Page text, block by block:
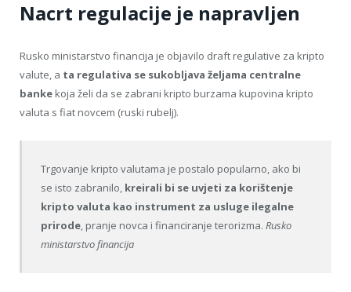
Nacrt regulacije je napravljen
Rusko ministarstvo financija je objavilo draft regulative za kripto
valute, a ta regulativa se sukobljava željama centralne
banke koja želi da se zabrani kripto burzama kupovina kripto
valuta s fiat novcem (ruski rubelj).
Trgovanje kripto valutama je postalo popularno, ako bi
se isto zabranilo, kreirali bi se uvjeti za korištenje
kripto valuta kao instrument za usluge ilegalne
prirode, pranje novca i financiranje terorizma.Rusko
ministarstvo financija